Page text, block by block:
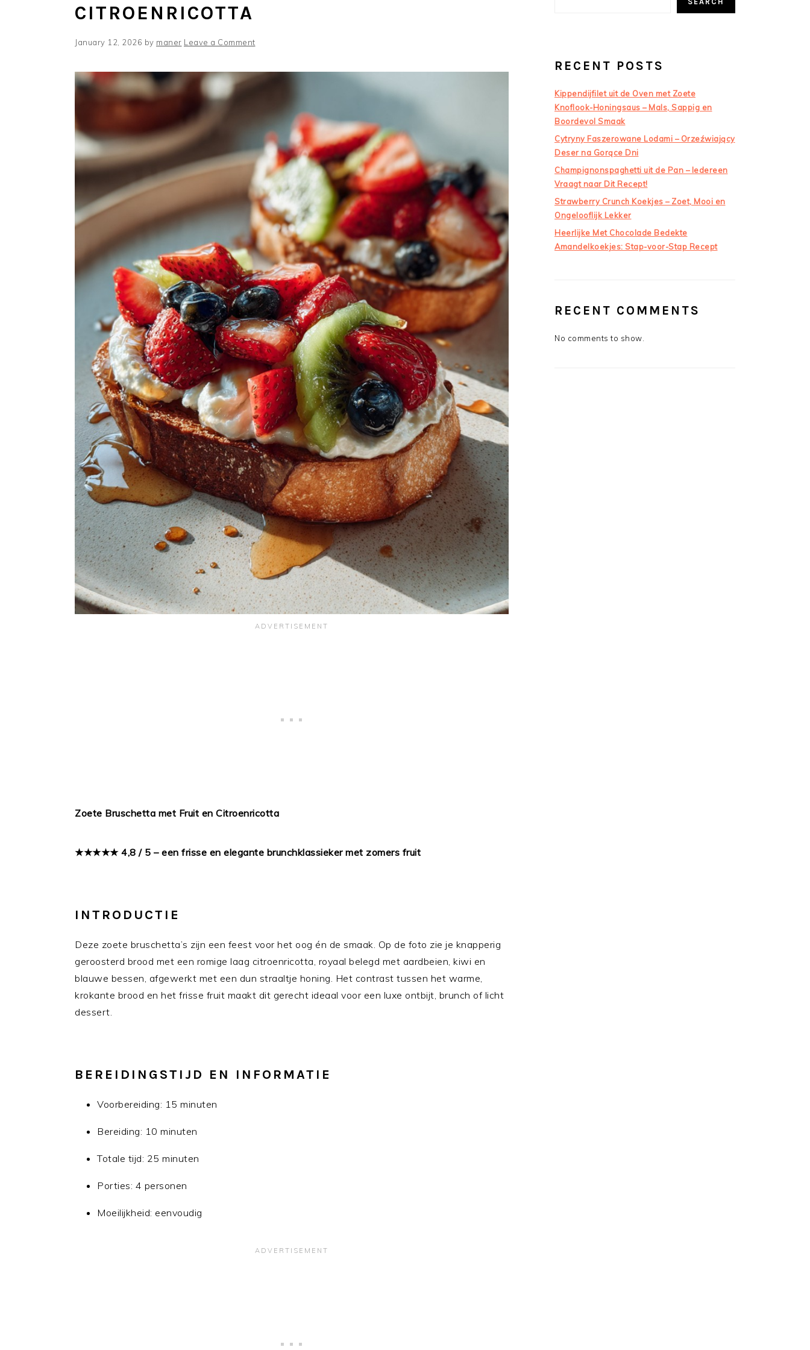
CITROENRICOTTA
January 12, 2026 by maner Leave a Comment
Zoete Bruschetta met Fruit en Citroenricotta
★★★★★ 4,8 / 5 – een frisse en elegante brunchklassieker met zomers fruit
INTRODUCTIE
Deze zoete bruschetta’s zijn een feest voor het oog én de smaak. Op de foto zie je knapperig
geroosterd brood met een romige laag citroenricotta, royaal belegd met aardbeien, kiwi en
blauwe bessen, afgewerkt met een dun straaltje honing. Het contrast tussen het warme,
krokante brood en het frisse fruit maakt dit gerecht ideaal voor een luxe ontbijt, brunch of licht
dessert.
BEREIDINGSTIJD EN INFORMATIE
Voorbereiding: 15 minuten
Bereiding: 10 minuten
Totale tijd: 25 minuten
Porties: 4 personen
Moeilijkheid: eenvoudig
RECENT POSTS
Kippendijfilet uit de Oven met Zoete
Knoflook-Honingsaus – Mals, Sappig en
Boordevol Smaak
Cytryny Faszerowane Lodami – Orzeźwiający
Deser na Gorące Dni
Champignonspaghetti uit de Pan – Iedereen
Vraagt naar Dit Recept!
Strawberry Crunch Koekjes – Zoet, Mooi en
Ongelooflijk Lekker
Heerlijke Met Chocolade Bedekte
Amandelkoekjes: Stap-voor-Stap Recept
RECENT COMMENTS
No comments to show.